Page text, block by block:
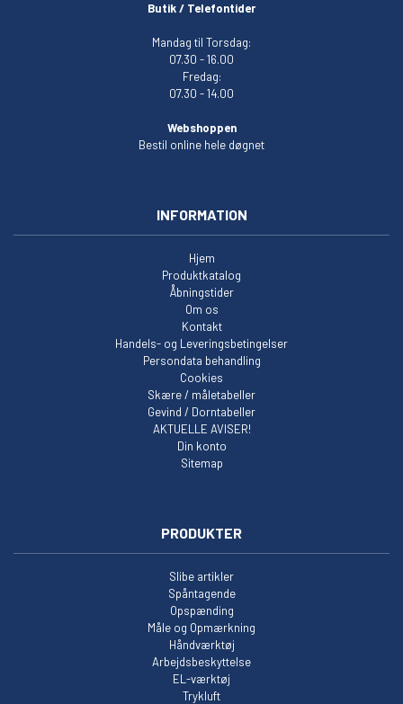
Butik / Telefontider
Mandag til Torsdag:
07.30 - 16.00
Fredag:
07.30 - 14.00
Webshoppen
Bestil online hele døgnet
INFORMATION
Hjem
Produktkatalog
Åbningstider
Om os
Kontakt
Handels- og Leveringsbetingelser
Persondata behandling
Cookies
Skære / måletabeller
Gevind / Dorntabeller
AKTUELLE AVISER!
Din konto
Sitemap
PRODUKTER
Slibe artikler
Spåntagende
Opspænding
Måle og Opmærkning
Håndværktøj
Arbejdsbeskyttelse
EL-værktøj
Trykluft